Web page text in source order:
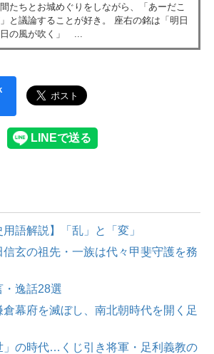
たちとお城めぐりをしながら、「あーだこ
と議論することが好き。 座右の銘は「明日
の風が吹く」 ...
用語解説】「乱」と「変」
信玄の祖先・一族は代々甲斐守護を務
・逸話28選
倉幕府を滅ぼし、南北朝時代を開く足
」の時代…くじ引き将軍・足利義教の